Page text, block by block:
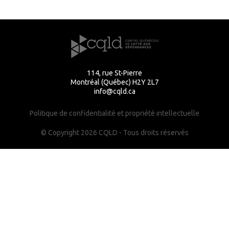
114, rue St-Pierre
Montréal (Québec) H2Y 2L7
info@cqld.ca
© Copyright 2026 CQLD - Tous droits réservés
Politique de confidentialité et propriété intellectuelle